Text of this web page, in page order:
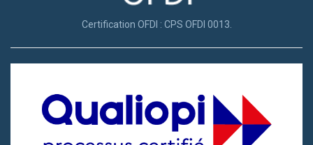
Certification OFDI : CPS OFDI 0013.